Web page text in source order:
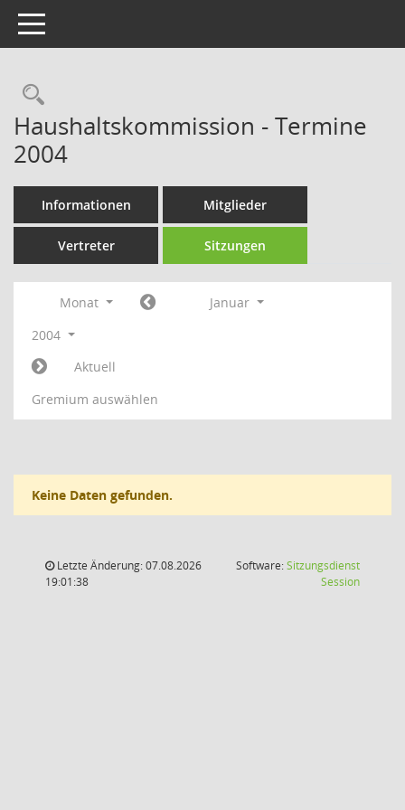
Toggle navigation
Rechercheauswahl
Haushaltskommission - Termine
2004
Informationen Mitglieder
Vertreter Sitzungen
Monat
Januar
2004
Aktuell
Gremium auswählen
Keine Daten gefunden.
Letzte Änderung: 07.08.2026
19:01:38
Software:Sitzungsdienst
Session(Wird in